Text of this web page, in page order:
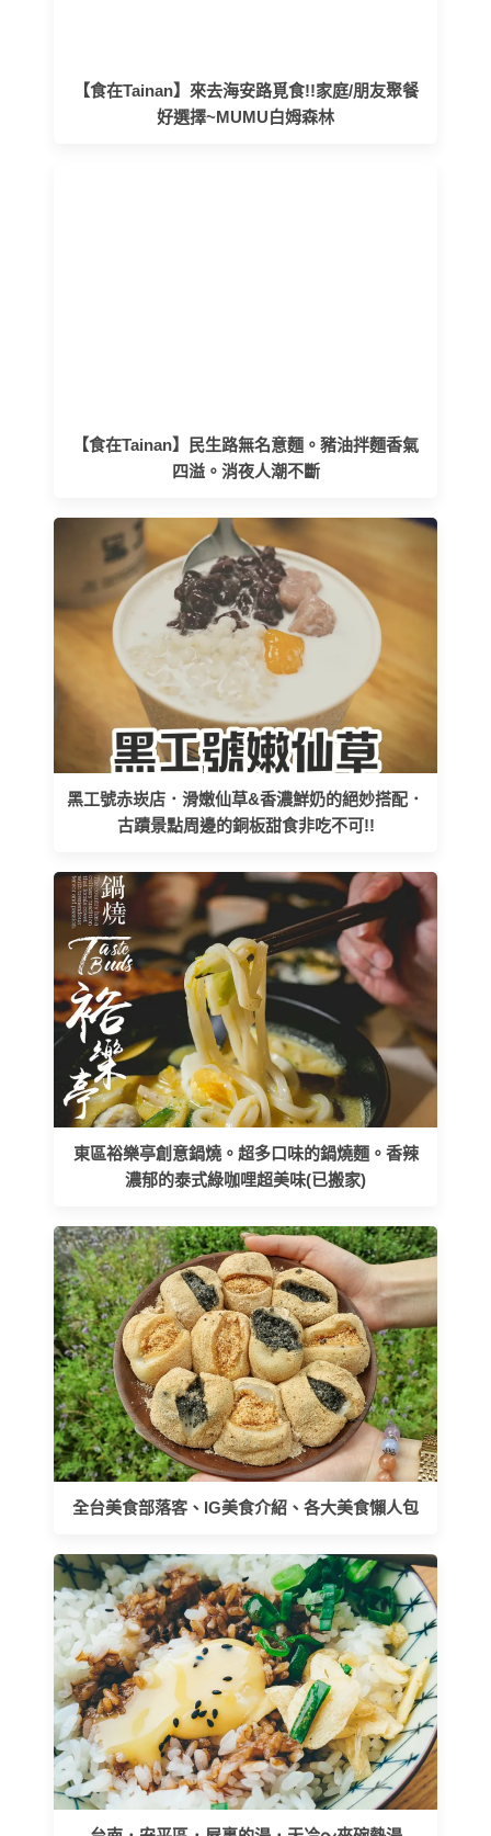
【食在Tainan】來去海安路覓食!!家庭/朋友聚餐
好選擇~MUMU白姆森林
【食在Tainan】民生路無名意麵。豬油拌麵香氣
四溢。消夜人潮不斷
黑工號赤崁店．滑嫩仙草&香濃鮮奶的絕妙搭配．
古蹟景點周邊的銅板甜食非吃不可!!
東區裕樂亭創意鍋燒。超多口味的鍋燒麵。香辣
濃郁的泰式綠咖哩超美味(已搬家)
全台美食部落客、IG美食介紹、各大美食懶人包